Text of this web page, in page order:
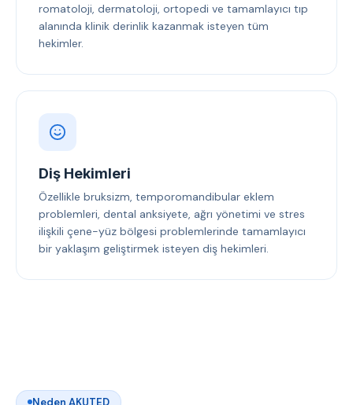
romatoloji, dermatoloji, ortopedi ve tamamlayıcı tıp
alanında klinik derinlik kazanmak isteyen tüm
hekimler.
Diş Hekimleri
Özellikle bruksizm, temporomandibular eklem
problemleri, dental anksiyete, ağrı yönetimi ve stres
ilişkili çene-yüz bölgesi problemlerinde tamamlayıcı
bir yaklaşım geliştirmek isteyen diş hekimleri.
Neden AKUTED